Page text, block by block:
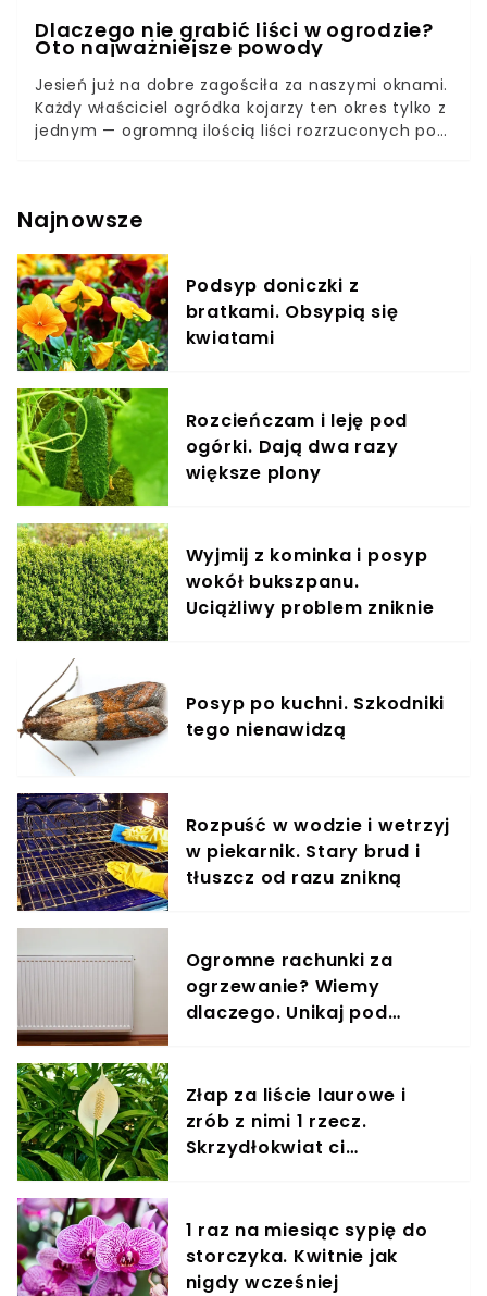
Dlaczego nie grabić liści w ogrodzie?
Oto najważniejsze powody
Jesień już na dobre zagościła za naszymi oknami.
Każdy właściciel ogródka kojarzy ten okres tylko z
jednym — ogromną ilością liści rozrzuconych po
kilkunastu powodów, dla których warto i nie warto
ogrodowych. Dzięki temu sami zdecydujecie, co
jest dla was najważniejsze.
Najnowsze
Podsyp doniczki z
bratkami. Obsypią się
kwiatami
Rozcieńczam i leję pod
ogórki. Dają dwa razy
większe plony
Wyjmij z kominka i posyp
wokół bukszpanu.
Uciążliwy problem zniknie
Posyp po kuchni. Szkodniki
tego nienawidzą
Rozpuść w wodzie i wetrzyj
w piekarnik. Stary brud i
tłuszcz od razu znikną
Ogromne rachunki za
ogrzewanie? Wiemy
dlaczego. Unikaj pod
Złap za liście laurowe i
zrób z nimi 1 rzecz.
Skrzydłokwiat ci
1 raz na miesiąc sypię do
storczyka. Kwitnie jak
nigdy wcześniej